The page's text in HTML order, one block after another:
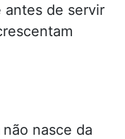
antes de servir
nasce da